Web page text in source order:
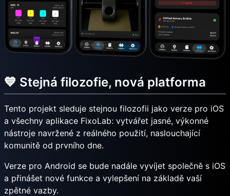
💙 Stejná filozofie, nová platforma
Tento projekt sleduje stejnou filozofii jako verze pro iOS
a všechny aplikace FixoLab: vytvářet jasné, výkonné
nástroje navržené z reálného použití, naslouchající
komunitě od prvního dne.
Verze pro Android se bude nadále vyvíjet společně s iOS
a přinášet nové funkce a vylepšení na základě vaší
zpětné vazby.